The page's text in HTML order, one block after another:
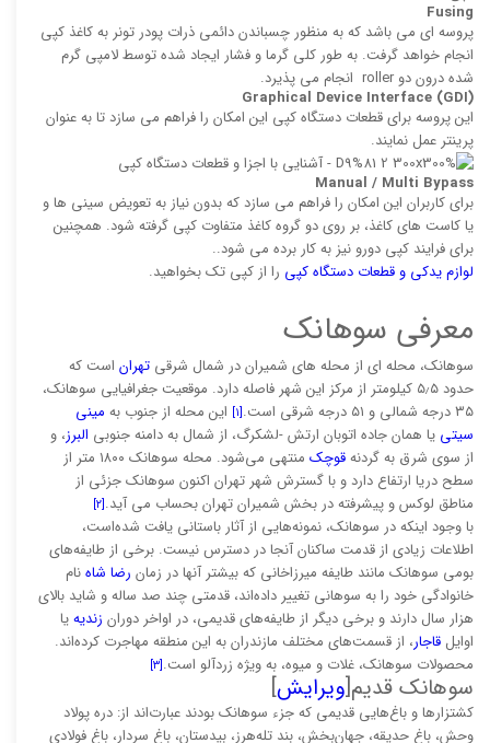
Fusing
پروسه ‌ای می باشد كه به منظور چسباندن دائمی ذرات پودر تونر به كاغذ كپی
انجام خواهد گرفت. به طور کلی گرما و فشار ایجاد شده توسط لامپی گرم‌
شده درون دو roller انجام می پذیرد.
(
Graphical Device Interface (GDI
این پروسه برای قطعات دستگاه كپی این امكان را فراهم می سازد تا به عنوان
پرینتر عمل نمایند.
Manual / Multi Bypass
برای کاربران این امکان را فراهم می سازد كه بدون نیاز به تعویض سینی‌ ها و
یا كاست‌ های كاغذ، بر روی دو گروه كاغذ متفاوت كپی گرفته شود. همچنین
برای فرایند كپی دورو نیز به كار برده می ‌شود..
لوازم یدکی و قطعات دستگاه کپی را از کپی تک بخواهید.
معرفی سوهانک
سوهانک، محله ای از محله های شمیران در شمال شرقی تهران است که
حدود ۵٫۵ کیلومتر از مرکز این شهر فاصله دارد. موقعیت جغرافیایی سوهانک،
۳۵ درجه شمالی و ۵۱ درجه شرقی است.
[۱] این محله از جنوب به مینی
سیتی یا همان جاده اتوبان ارتش -لشکرگ، از شمال به دامنه جنوبی البرز، و
از سوی شرق به گردنهقوچک
منتهی می‌شود. محله سوهانک ۱۸۰۰ متر از
سطح دریا ارتفاع دارد و با گسترش شهر تهران اکنون سوهانک جزئی از
مناطق لوکس و پیشرفته در بخش شمیران تهران بحساب می آید.[۲]
با وجود اینکه در سوهانک، نمونه‌هایی از آثار باستانی یافت شده‌است،
اطلاعات زیادی از قدمت ساکنان آنجا در دسترس نیست. برخی از طایفه‌های
بومی سوهانک مانند طایفه میرزاخانی که بیشتر آنها در زمان رضا شاهنام
خانوادگی خود را به سوهانی تغییر داده‌اند، قدمتی چند صد ساله و شاید بالای
هزار سال دارند و برخی دیگر از طایفه‌های قدیمی، در اواخر دوران زندیهیا
اوایل قاجار، از قسمت‌های مختلف مازندران به این منطقه مهاجرت کرده‌اند.
محصولات سوهانک، غلات و میوه، به ویژه زردآلو است.[۳]
سوهانک قدیم[ویرایش]
کشتزارها و باغ‌هایی قدیمی که جزء سوهانک بودند عبارت‌اند از: دره پولاد
وحش، باغ حدیقه، جهان‌بخش، بند تله‌هرز، بیدستان، باغ سردار، باغ فولادی